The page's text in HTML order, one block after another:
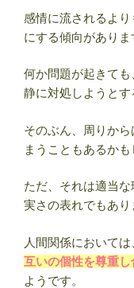
相
性・
名
人
と
め
【誕
生
占
い】”
の
感情に流されるよ
にする傾向がありま
何か問題が起きて
静に対処しようとす
そのぶん、周りか
まうこともあるかも
ただ、それは適当
実さの表れでもあり
人間関係において
互いの個性を尊重
ようです。